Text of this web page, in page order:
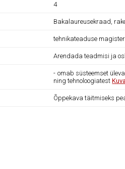
4
Bakalaureusekraad,
tehnikateaduse magister
Arendada teadmisi ja
- omab süsteemset
ning tehnoloogiatest
Õppekava täitmiseks